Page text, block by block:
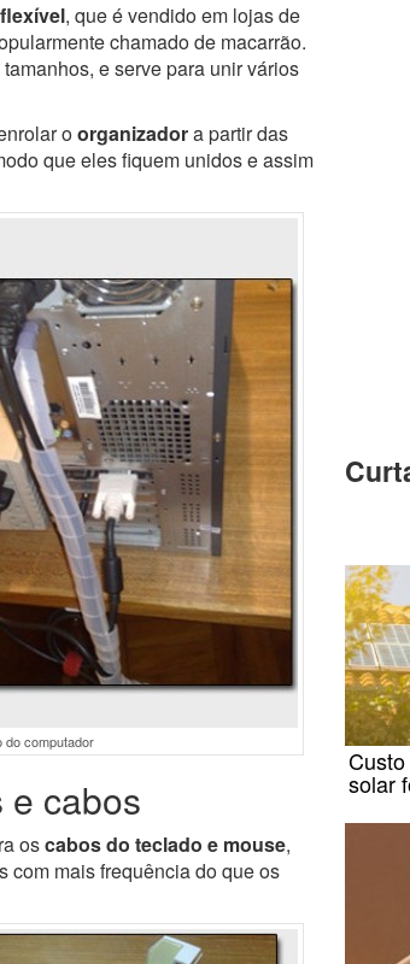
, que é vendido em lojas de
chamado de macarrão.
e serve para unir vários
oorganizadora partir das
que eles fiquem unidos e assim
do computador
e cabos
oscabos do teclado e mouse,
com mais frequência do que os
solar